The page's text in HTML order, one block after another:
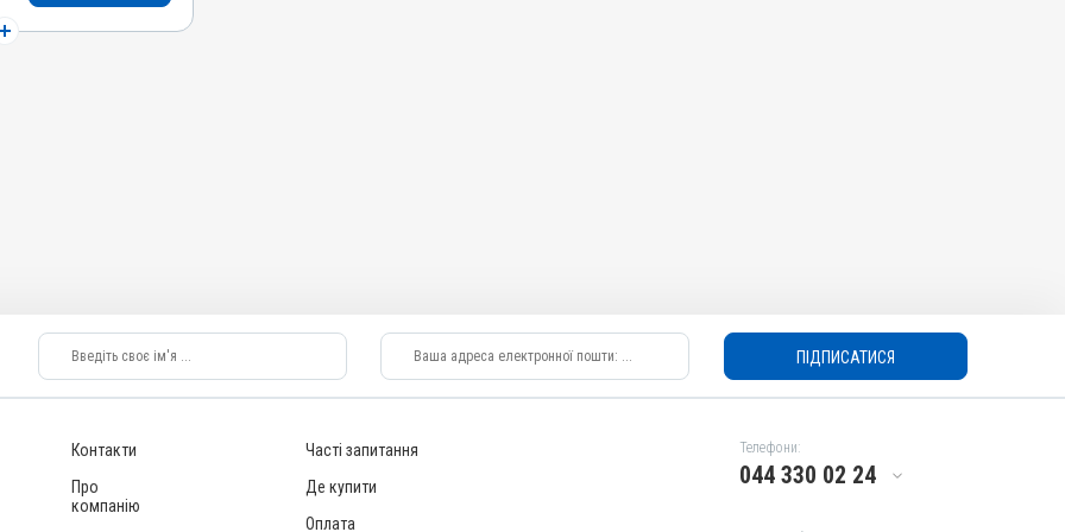
ПІДПИСАТИСЯ
Контакти
Про
компанію
Часті запитання
Де купити
Оплата
Телефони:
044 330 02 24